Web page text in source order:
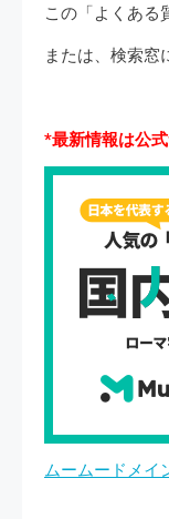
この「よくある
または、検索窓
*最新情報は公
ムームードメイ